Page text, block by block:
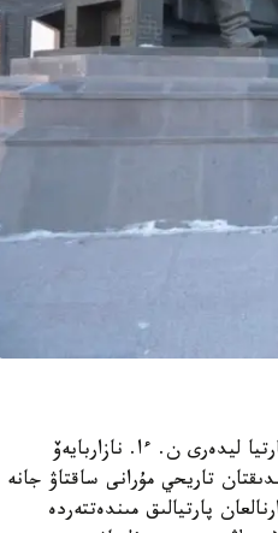
ليدەرى ن. ءا. نازاربايەۆ
تاريحي مۇرانى ساقتاۋ جانە
ەڭ ءىرى اۋدانىن ارى قاراي دامىتۋ الداعى 5 جىلعا ارنالعان پارتيالىق مىندەتتەردە